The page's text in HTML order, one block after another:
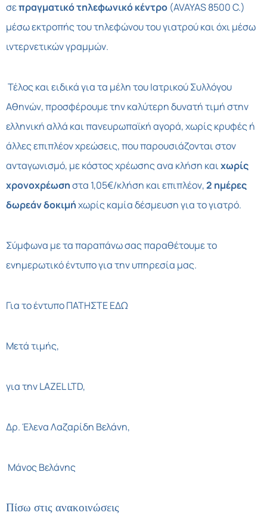
σεπραγματικό τηλεφωνικό κέντρο (AVAYAS 8500 C.)
μέσω εκτροπής του τηλεφώνου του γιατρού και όχι μέσω
ιντερνετικών γραμμών.
Τέλος και ειδικά για τα μέλη του Ιατρικού Συλλόγου
Αθηνών, προσφέρουμε την καλύτερη δυνατή τιμή στην
ελληνική αλλά και πανευρωπαϊκή αγορά, χωρίς κρυφές ή
άλλες επιπλέον χρεώσεις, που παρουσιάζονται στον
ανταγωνισμό, με κόστος χρέωσης ανα κλήση καιχωρίς
χρονοχρέωσηστα 1,05€/κλήση και επιπλέον,2 ημέρες
δωρεάν δοκιμήχωρίς καμία δέσμευση για το γιατρό.
Σύμφωνα με τα παραπάνω σας παραθέτουμε το
ενημερωτικό έντυπο για την υπηρεσία μας.
Για το έντυποΠΑΤΗΣΤΕ ΕΔΩ
Μετά τιμής,
για την LAZEL LTD,
Δρ. Έλενα Λαζαρίδη Βελάνη,
Μάνος Βελάνης
Πίσω στις ανακοινώσεις